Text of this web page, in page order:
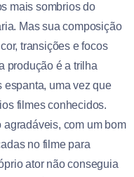
mais sombrios do
Mas sua composição
transições e focos
produção é a trilha
espanta, uma vez que
filmes conhecidos.
agradáveis, com um bom
no filme para
ator não conseguia